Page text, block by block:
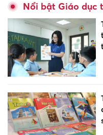
Nổi bật Giáo dục